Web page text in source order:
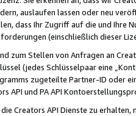
auslaufen lassen oder neu
dass Ihr Zugriff auf die und Ihre
(einschließlich dieser
zum Stellen von Anfragen an
(jedes Schlüsselpaar eine
zugeteilte Partner-ID oder
API und PA API
Creators API Dienste zu